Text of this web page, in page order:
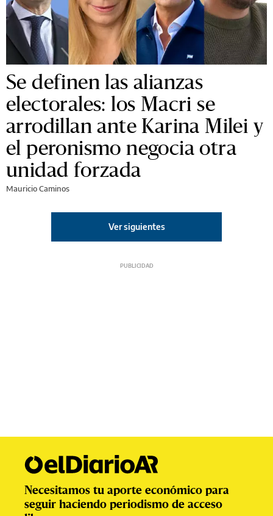
Se definen las alianzas
electorales: los Macri se
arrodillan ante Karina Milei y
el peronismo negocia otra
unidad forzada
Mauricio Caminos
Ver siguientes
Necesitamos tu aporte económico para
seguir haciendo periodismo de acceso